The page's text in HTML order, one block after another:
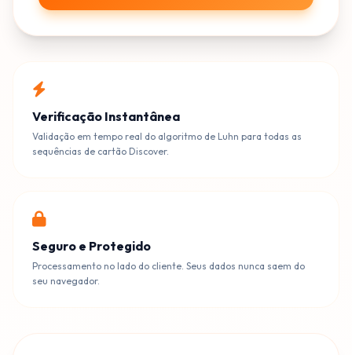
Verificação Instantânea
Validação em tempo real do algoritmo de Luhn para todas as
sequências de cartão Discover.
Seguro e Protegido
Processamento no lado do cliente. Seus dados nunca saem do
seu navegador.